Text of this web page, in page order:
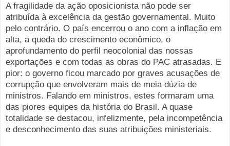
A fragilidade da ação oposicionista não pode ser
atribuída à excelência da gestão governamental. Muito
pelo contrário. O país encerrou o ano com a inflação em
alta, a queda do crescimento econômico, o
aprofundamento do perfil neocolonial das nossas
exportações e com todas as obras do PAC atrasadas. E
pior: o governo ficou marcado por graves acusações de
corrupção que envolveram mais de meia dúzia de
ministros. Falando em ministros, estes formaram uma
das piores equipes da história do Brasil. A quase
totalidade se destacou, infelizmente, pela incompetência
e desconhecimento das suas atribuições ministeriais.